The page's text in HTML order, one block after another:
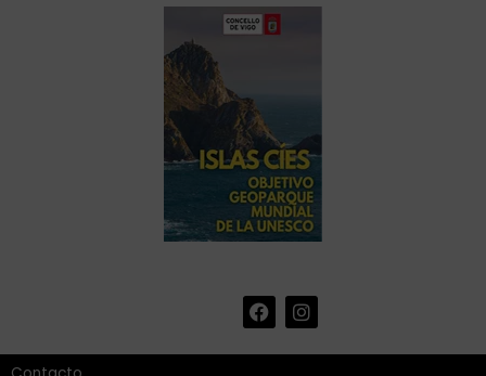
F
a
e
I
n
t